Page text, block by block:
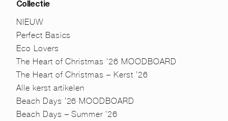
Collectie
NIEUW
Perfect Basics
Eco Lovers
The Heart of Christmas ’26 MOODBOARD
The Heart of Christmas – Kerst ’26
Alle kerst artikelen
Beach Days ’26 MOODBOARD
Beach Days – Summer ’26